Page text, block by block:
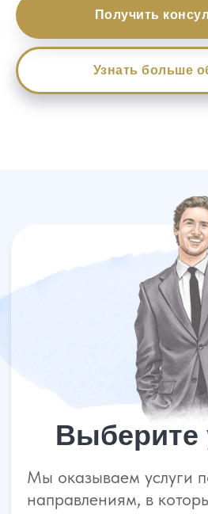
Получить
Узнать больше
Сильная юридическая компания в
АвтоЮрист
Семейные дела
Экспертизы